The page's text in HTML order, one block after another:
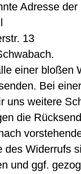
Adresse der
13
einer bloßen
Bei
uns weitere
die
des Widerrufs
und ggf.